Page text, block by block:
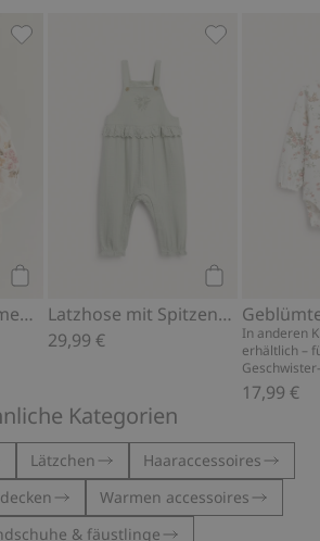
Webbody mit Blumenstickerei
Latzhose mit Spitzenrüsche
29,99 €
In anderen
erhältlich –
17,99 €
Kategorien
Lätzchen
Haaraccessoires
Warmen accessoires
& fäustlinge